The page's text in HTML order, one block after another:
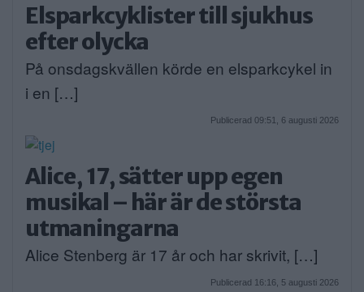
Elsparkcyklister till sjukhus
efter olycka
På onsdagskvällen körde en elsparkcykel in
i en […]
Publicerad 09:51, 6 augusti 2026
Alice, 17, sätter upp egen
musikal – här är de största
utmaningarna
Alice Stenberg är 17 år och har skrivit, […]
Publicerad 16:16, 5 augusti 2026